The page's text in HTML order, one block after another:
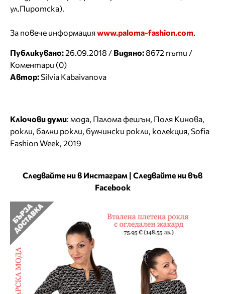
ул.Пиротска).
За повече информацияwww.paloma-fashion.com.
Публикувано:26.09.2018 / Видяно:8672 пъти /
Коментари (0)
Автор:Silvia Kabaivanova
Ключови думи: мода, Палома фешън, Поля Кинова,
рокли, бални рокли, булчински рокли, колекция, Sofia
Fashion Week, 2019
Следвайте ни в Инстаграм | Следвайте ни във
Facebook